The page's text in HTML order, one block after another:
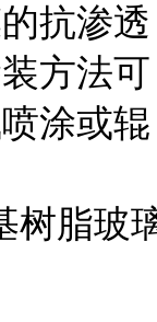
抗渗透
方法可
涂或辊